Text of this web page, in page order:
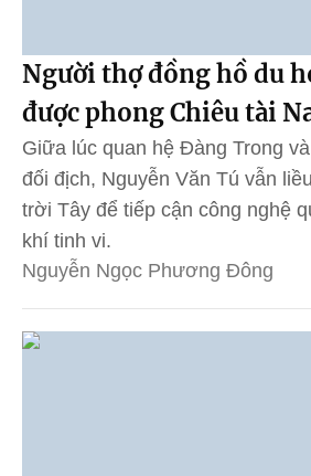
Người thợ đồng hồ du
được phong Chiêu tài
Giữa lúc quan hệ Đàng Trong
đối địch, Nguyễn Văn Tú vẫn
trời Tây để tiếp cận công nghệ
khí tinh vi.
Nguyễn Ngọc Phương Đông